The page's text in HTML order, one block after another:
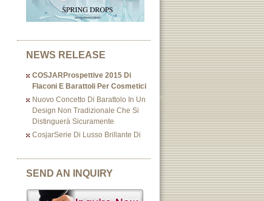
NEWS RELEASE
COSJARProspettive 2015 Di
Flaconi E Barattoli Per Cosmetici
Nuovo Concetto Di Barattolo In Un
Design Non Tradizionale Che Si
Distinguerà Sicuramente
CosjarSerie Di Lusso Brillante Di
SEND AN INQUIRY